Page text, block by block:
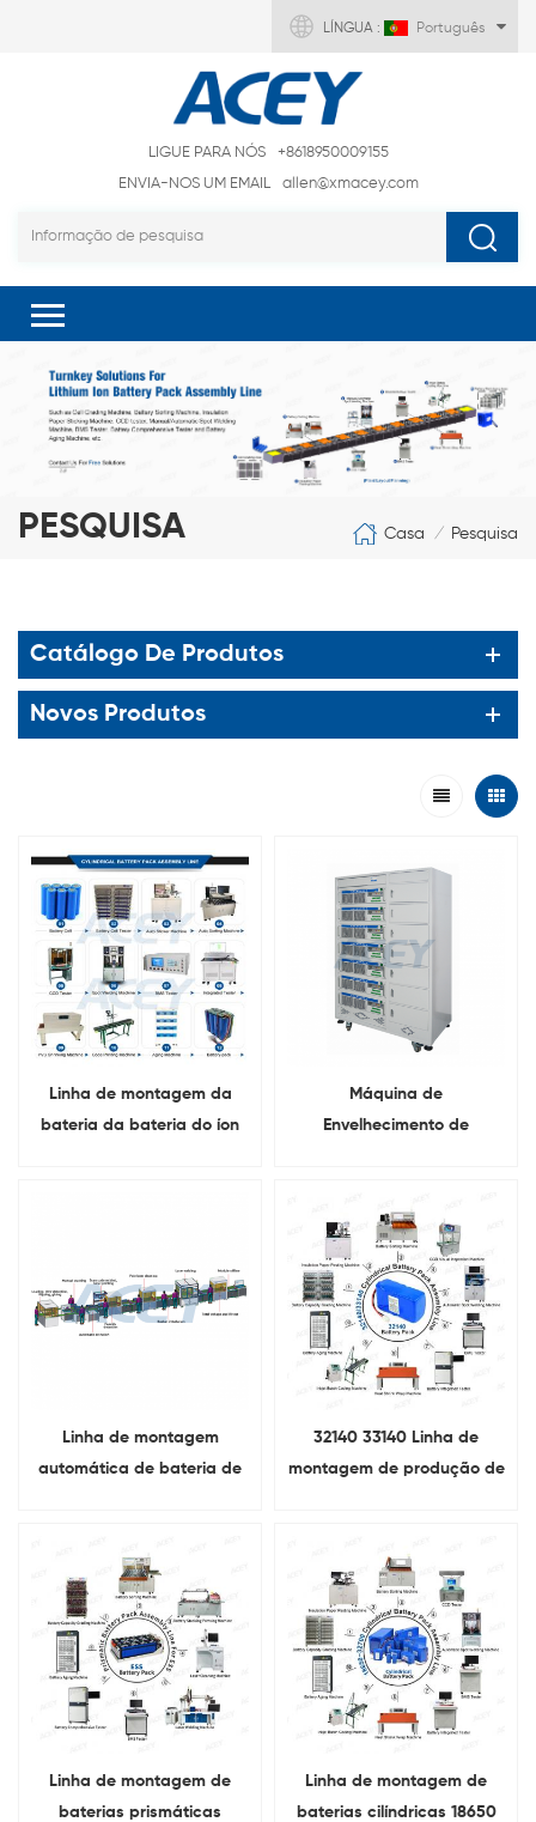
LÍNGUA : Português
LIGUE PARA NÓS
+8618950009155
ENVIA-NOS UM EMAIL
allen@xmacey.com
PESQUISA Casa / Pesquisa
Catálogo De Produtos
Novos Produtos
Linha de montagem da
bateria da bateria do íon
Máquina de
Envelhecimento de
100V 10A para Pacote de
Bateria de Lítio
Linha de montagem
automática de bateria de
32140 33140 Linha de
montagem de produção de
Linha de montagem de
baterias prismáticas
Linha de montagem de
baterias cilíndricas 18650